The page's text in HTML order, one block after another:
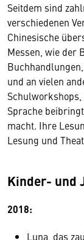
Seitdem sind
verschiedenen
Chinesische
Messen, wie der
und an vielen
Sprache
macht. Ihre
Lesung und
Kinder- und
2018:
Luna, das